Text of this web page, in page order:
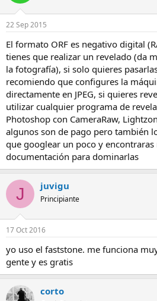
22 Sep 2015
El formato ORF es negativo digital
tienes que realizar un revelado (da
la fotografía), si solo quieres
recomiendo que configures la
directamente en JPEG, si quieres
utilizar cualquier programa de
Photoshop con CameraRaw,
algunos son de pago pero también
que googlear un poco y
documentación para dominarlas
J juvigu
Principiante
17 Oct 2016
yo uso el faststone. me funciona
gente y es gratis
corto